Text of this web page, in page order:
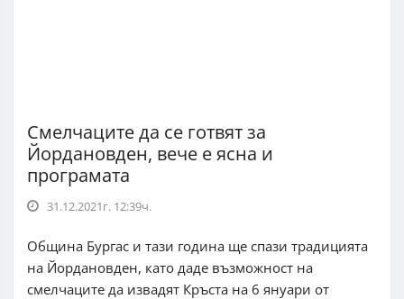
Смелчаците да се готвят за
Йордановден, вече е ясна и
програмата
31.12.2021г. 12:39ч.
Община Бургас и тази година ще спази традицията
на Йордановден, като даде възможност на
смелчаците да извадят Кръста на 6 януари от